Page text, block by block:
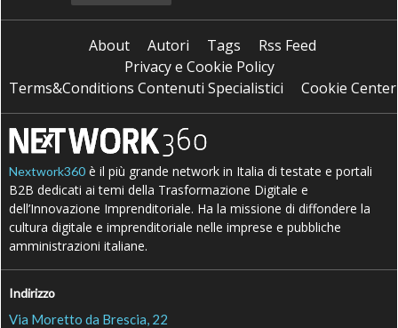
About Autori Tags
Rss Feed
Privacy e Cookie Policy
Terms&Conditions Contenuti Specialistici
Cookie Center
Nextwork360 è il più grande network in Italia di testate e portali
B2B dedicati ai temi della Trasformazione Digitale e
dell’Innovazione Imprenditoriale. Ha la missione di diffondere la
cultura digitale e imprenditoriale nelle imprese e pubbliche
amministrazioni italiane.
Indirizzo
Via Moretto da Brescia, 22